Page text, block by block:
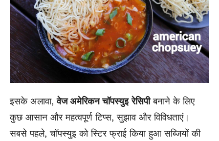
इसके अलावा,वेज अमेरिकन चॉपस्युइ रेसिपीबनाने के लिए
कुछ आसान और महत्वपूर्ण टिप्स, सुझाव और विविधताएं।
सबसे पहले, चॉपस्युइ को स्टिर फ्राई किया हुआ सब्जियों की